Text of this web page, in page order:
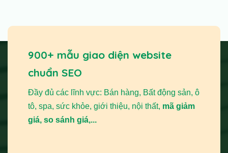
900+ mẫu giao diện website
chuẩn SEO
Đầy đủ các lĩnh vực: Bán hàng, Bất động sản, ô
tô, spa, sức khỏe, giới thiệu, nội thất, mã giảm
giá, so sánh giá,...